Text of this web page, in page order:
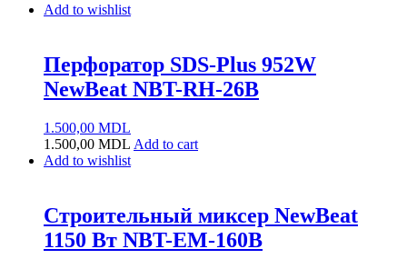
Add to wishlist
Перфоратор SDS-Plus 952W
NewBeat NBT-RH-26B
1.500,00 MDL
1.500,00 MDL Add to cart
Add to wishlist
Строительный миксер NewBeat
1150 Вт NBT-EM-160B